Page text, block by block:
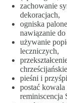
zachowanie
dekoracjach,
ogniska
nawiązanie
używanie
leczniczych,
pieśni i
postać
reminiscencja